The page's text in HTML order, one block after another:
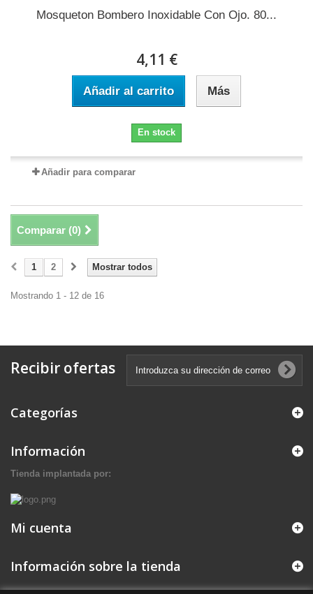
Mosqueton Bombero Inoxidable Con Ojo. 80...
4,11 €
Añadir al carrito Más
En stock
Añadir para comparar
Comparar (0)
Mostrar todos
1 2
Mostrando 1 - 12 de 16
Recibir ofertas
Categorías
Información
Tienda implantada por:
Mi cuenta
Información sobre la tienda